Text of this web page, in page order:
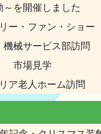
～を開催しました
ー・ファン・ショー
機械サービス部訪問
市場見学
ア老人ホーム訪問